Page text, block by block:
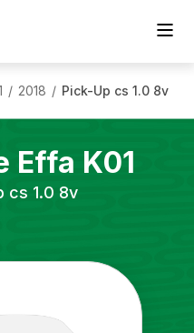
/ 2018 / Pick-Up cs 1.0 8v
Effa K01
cs 1.0 8v